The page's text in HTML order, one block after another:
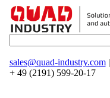
sales@quad-industry.com|
+ 49 (2191) 599-20-17